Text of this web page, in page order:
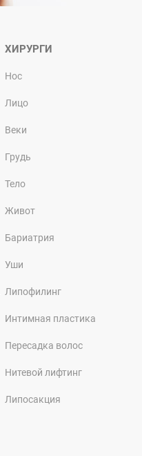
ХИРУРГИ
Нос
Лицо
Веки
Грудь
Тело
Живот
Бариатрия
Уши
Липофилинг
Интимная пластика
Пересадка волос
Нитевой лифтинг
Липосакция